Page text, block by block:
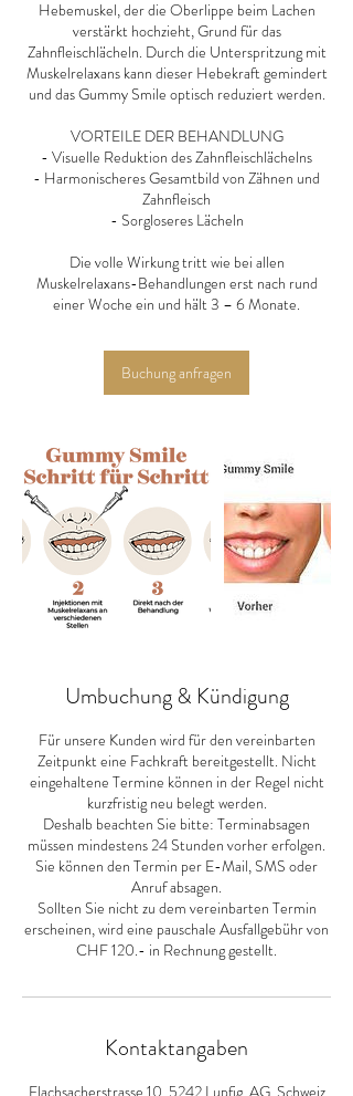
Hebemuskel, der die Oberlippe beim Lachen
verstärkt hochzieht, Grund für das
Zahnfleischlächeln. Durch die Unterspritzung mit
Muskelrelaxans kann dieser Hebekraft gemindert
und das Gummy Smile optisch reduziert werden.
VORTEILE DER BEHANDLUNG
- Visuelle Reduktion des Zahnfleischlächelns
- Harmonischeres Gesamtbild von Zähnen und
Zahnfleisch
- Sorgloseres Lächeln
Die volle Wirkung tritt wie bei allen
Muskelrelaxans-Behandlungen erst nach rund
einer Woche ein und hält 3 – 6 Monate.
Buchung anfragen
Umbuchung & Kündigung
Für unsere Kunden wird für den vereinbarten
Zeitpunkt eine Fachkraft bereitgestellt. Nicht
eingehaltene Termine können in der Regel nicht
kurzfristig neu belegt werden.
Deshalb beachten Sie bitte: Terminabsagen
müssen mindestens 24 Stunden vorher erfolgen.
Sie können den Termin per E-Mail, SMS oder
Anruf absagen.
Sollten Sie nicht zu dem vereinbarten Termin
erscheinen, wird eine pauschale Ausfallgebühr von
CHF 120.- in Rechnung gestellt.
Kontaktangaben